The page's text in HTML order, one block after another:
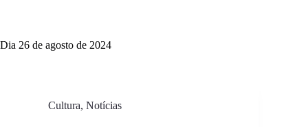
Dia 26 de agosto de 2024
Cultura, Notícias